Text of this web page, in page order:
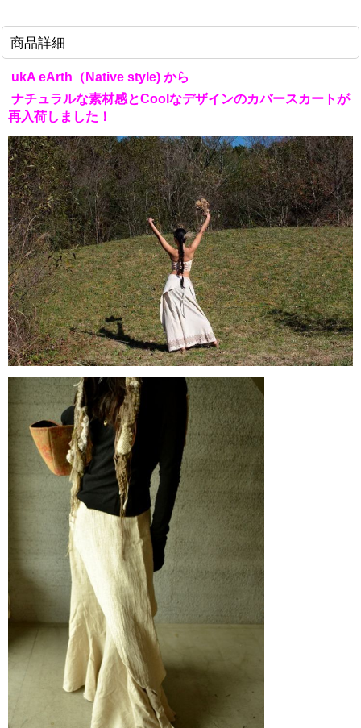
商品詳細
ukA eArth（Native style) から
ナチュラルな素材感とCoolなデザインのカバースカートが
再入荷しました！